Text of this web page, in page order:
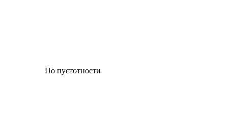
По пустотности